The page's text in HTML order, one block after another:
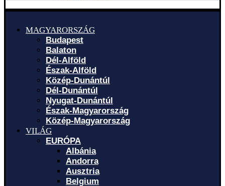
MAGYARORSZÁG
Budapest
Balaton
Dél-Alföld
Észak-Alföld
Közép-Dunántúl
Dél-Dunántúl
Nyugat-Dunántúl
Észak-Magyarország
Közép-Magyarország
VILÁG
EURÓPA
Albánia
Andorra
Ausztria
Belgium